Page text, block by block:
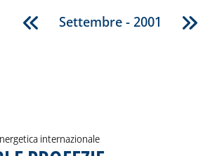
Settembre - 2001
internazionale